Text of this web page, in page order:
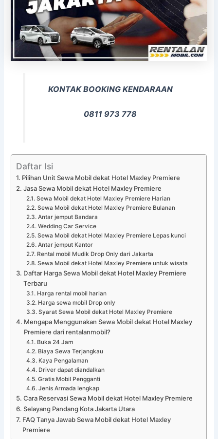
KONTAK BOOKING KENDARAAN
0811 973 778
Daftar Isi
Pilihan Unit Sewa Mobil dekat Hotel Maxley Premiere
Jasa Sewa Mobil dekat Hotel Maxley Premiere
Sewa Mobil dekat Hotel Maxley Premiere Harian
Sewa Mobil dekat Hotel Maxley Premiere Bulanan
Antar jemput Bandara
Wedding Car Service
Sewa Mobil dekat Hotel Maxley Premiere Lepas kunci
Antar jemput Kantor
Rental mobil Mudik Drop Only dari Jakarta
Sewa Mobil dekat Hotel Maxley Premiere untuk wisata
Daftar Harga Sewa Mobil dekat Hotel Maxley Premiere
Terbaru
Harga rental mobil harian
Harga sewa mobil Drop only
Syarat Sewa Mobil dekat Hotel Maxley Premiere
Mengapa Menggunakan Sewa Mobil dekat Hotel Maxley
Premiere dari rentalanmobil?
Buka 24 Jam
Biaya Sewa Terjangkau
Kaya Pengalaman
Driver dapat diandalkan
Gratis Mobil Pengganti
Jenis Armada lengkap
Cara Reservasi Sewa Mobil dekat Hotel Maxley Premiere
Selayang Pandang Kota Jakarta Utara
FAQ Tanya Jawab Sewa Mobil dekat Hotel Maxley
Premiere